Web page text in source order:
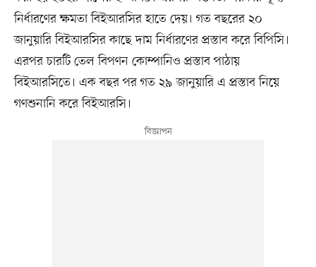
নির্ধারণের ক্ষমতা বিইআরসির হাতে দেয়। গত বছরের ২০
জানুয়ারি বিইআরসির কাছে দাম নির্ধারণের প্রস্তাব করে বিপিসি।
এরপর চারটি তেল বিপণন কোম্পানিও প্রস্তাব পাঠায়
বিইআরসিতে। এক বছর পর গত ২৯ জানুয়ারি এ প্রস্তাব নিয়ে
গণশুনানি করে বিইআরসি।